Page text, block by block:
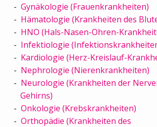
Gynäkologie (Frauenkrankheiten)
Hämatologie (Krankheiten des
HNO (Hals-Nasen-Ohren-
Infektiologie
Kardiologie (Herz-Kreislauf-
Nephrologie (Nierenkrankheiten)
Neurologie (Krankheiten der
Gehirns)
Onkologie (Krebskrankheiten)
Orthopädie (Krankheiten des